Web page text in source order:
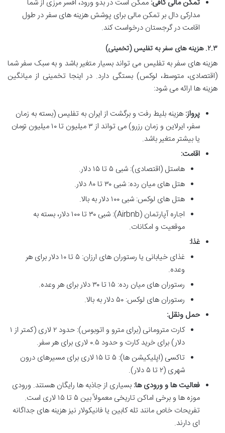
تمکن مالی کافی: ممکن است در بدو ورود، افسر مرزی از شما
مدارکی دال بر تمکن مالی برای پوشش هزینه های سفر در طول
اقامت در گرجستان درخواست کند.
۲.۳. هزینه های سفر به تفلیس (تخمینی)
هزینه های سفر به تفلیس می تواند بسیار متغیر باشد و به سبک سفر شما
(اقتصادی، متوسط، لوکس) بستگی دارد. در اینجا تخمینی از میانگین
هزینه ها ارائه می شود:
پرواز: هزینه بلیط رفت و برگشت از ایران به تفلیس (بسته به زمان
سفر، ایرلاین و زمان رزرو) می تواند از ۳ میلیون تا ۱۰ میلیون تومان
یا بیشتر متغیر باشد.
اقامت:
هاستل (اقتصادی): شبی ۵ تا ۱۵ دلار.
هتل های میان رده: شبی ۳۰ تا ۸۰ دلار.
هتل های لوکس: شبی ۱۰۰ دلار به بالا.
اجاره آپارتمان (Airbnb): شبی ۳۰ تا ۱۰۰ دلار، بسته به
موقعیت و امکانات.
غذا:
غذای خیابانی یا رستوران های ارزان: ۵ تا ۱۰ دلار برای هر
وعده.
رستوران های میان رده: ۱۵ تا ۳۰ دلار برای هر وعده.
رستوران های لوکس: ۵۰ دلار به بالا.
حمل ونقل:
کارت مترومانی (برای مترو و اتوبوس): حدود ۲ لاری (کمتر از ۱
دلار) برای خرید کارت و حدود ۰.۵ لاری برای هر سفر.
تاکسی (اپلیکیشن ها): ۵ تا ۱۵ لاری برای مسیرهای درون
شهری (۲ تا ۵ دلار).
فعالیت ها و ورودی ها: بسیاری از جاذبه ها رایگان هستند. ورودی
موزه ها و برخی اماکن تاریخی معمولاً بین ۵ تا ۱۵ لاری است.
تفریحات خاص مانند تله کابین یا فانیکولار نیز هزینه های جداگانه
ای دارند.